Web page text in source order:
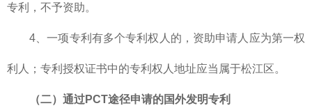
专利，不予资助。
4、一项专利有多个专利权人的，资助申请人应为第一权
利人；专利授权证书中的专利权人地址应当属于松江区。
（二）通过PCT途径申请的国外发明专利